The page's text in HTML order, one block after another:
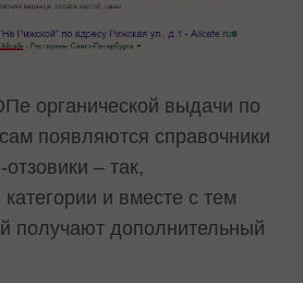
органической выдачи по
появляются справочники
– так,
и вместе с тем
получают дополнительный